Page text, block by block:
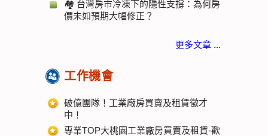
🏘️ 台灣房市冷凍下的隱性支撐：為何房
價未如預期大幅修正？
更多文章 ...
工作機會
破億團隊！工業廠房買賣及租賃徵才
中！
專業TOP大桃園工業廠房買賣及租賃-歡